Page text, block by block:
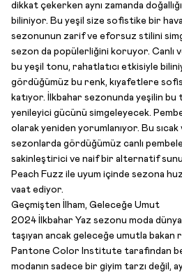
dikkat çekerken aynı zamanda
biliniyor. Bu yeşil size sofistike bir
sezonunun zarif ve eforsuz stilini
sezon da popülerliğini koruyor. Canlı
bu yeşil tonu, rahatlatıcı etkisiyle
gördüğümüz bu renk, kıyafetlere
katıyor. İlkbahar sezonunda yeşilin bu
yenileyici gücünü simgeleyecek.
olarak yeniden yorumlanıyor. Bu
sezonlarda gördüğümüz canlı
sakinleştirici ve naif bir alternatif
Peach Fuzz ile uyum içinde sezona
vaat ediyor.
Geçmişten İlham, Geleceğe Umut
2024 İlkbahar Yaz sezonu moda
taşıyan ancak geleceğe umutla bakan
Pantone Color Institute tarafından
modanın sadece bir giyim tarzı değil,